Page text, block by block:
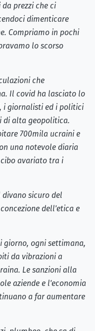
prezzi che ci
dimenticare
Compriamo in pochi
lo scorso
che
Il covid ha lasciato lo
i giornalisti ed i politici
di alta geopolitica.
700mila ucraini e
una notevole diaria
avariato tra i
sicuro del
dell'etica e
giorno, ogni settimana,
da vibrazioni a
Le sanzioni alla
aziende e l'economia
a far aumentare